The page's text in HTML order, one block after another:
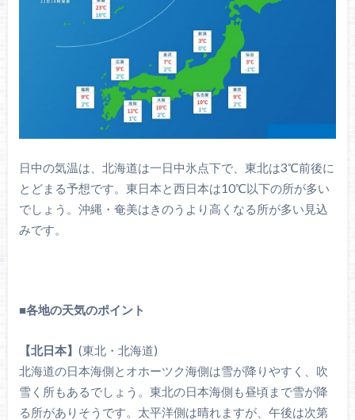
日中の気温は、北海道は一日中氷点下で、東北は3℃前後に
とどまる予想です。東日本と西日本は10℃以下の所が多い
でしょう。沖縄・奄美はきのうより高くなる所が多い見込
みです。
■各地の天気のポイント
【北日本】 (東北・北海道)
北海道の日本海側とオホーツク海側は雪が降りやすく、吹
雪く所もあるでしょう。東北の日本海側も昼頃まで雪が降
る所がありそうです。太平洋側は晴れますが、午後は次第